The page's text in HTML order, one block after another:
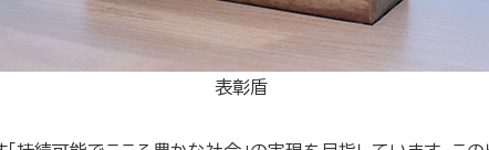
表彰盾